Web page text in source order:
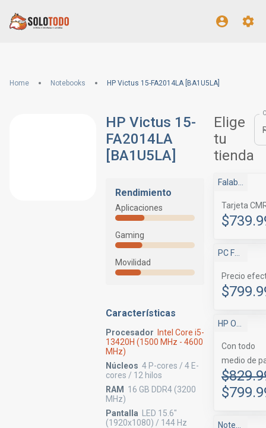
Home Notebooks HP Victus 15-FA2014LA [BA1U5LA]
HP Victus 15-
FA2014LA
[BA1U5LA]
Rendimiento
Aplicaciones
Gaming
Movilidad
Características
Procesador
Intel Core i5-
13420H (1500 MHz - 4600
MHz)
Núcleos 4 P-cores / 4 E-
cores / 12 hilos
RAM
16 GB DDR4 (3200
MHz)
Pantalla
LED 15.6"
(1920x1080) / 144 Hz
Elige
tu
tienda
Falabella Marketplace
Tarjeta
Precio
Con todo
medio de